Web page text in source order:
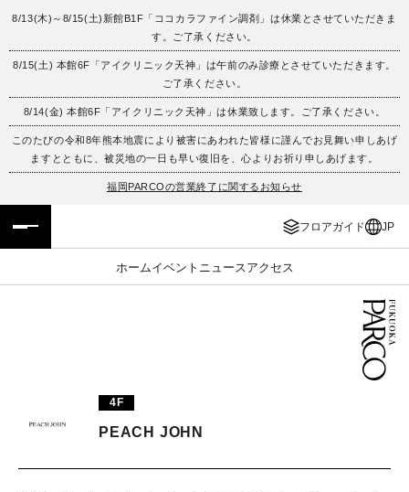
8/13(木)～8/15(土)新館B1F「ココカラファイン調剤」は休業とさせていただきま
す。ご了承ください。
8/15(土) 本館6F「アイクリニック天神」は午前のみ診療とさせていただきます。
ご了承ください。
8/14(金) 本館6F「アイクリニック天神」は休業致します。ご了承ください。
このたびの令和8年熊本地震により被害にあわれた皆様に謹んでお見舞い申しあげ
ますとともに、被災地の一日も早い復旧を、心よりお祈り申しあげます。
福岡PARCOの営業終了に関するお知らせ
フロアガイド JP
ホームイベント ニュース アクセス
フロアガイド
施設案内・アクセス
イベント・ポップアップ
レストラン・カフェ
ENGLISH
繁体字
簡体字
ภาษาไทย
4F
PEACH JOHN